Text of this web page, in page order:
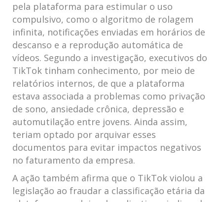
pela plataforma para estimular o uso
compulsivo, como o algoritmo de rolagem
infinita, notificações enviadas em horários de
descanso e a reprodução automática de
vídeos. Segundo a investigação, executivos do
TikTok tinham conhecimento, por meio de
relatórios internos, de que a plataforma
estava associada a problemas como privação
de sono, ansiedade crônica, depressão e
automutilação entre jovens. Ainda assim,
teriam optado por arquivar esses
documentos para evitar impactos negativos
no faturamento da empresa.
A ação também afirma que o TikTok violou a
legislação ao fraudar a classificação etária da